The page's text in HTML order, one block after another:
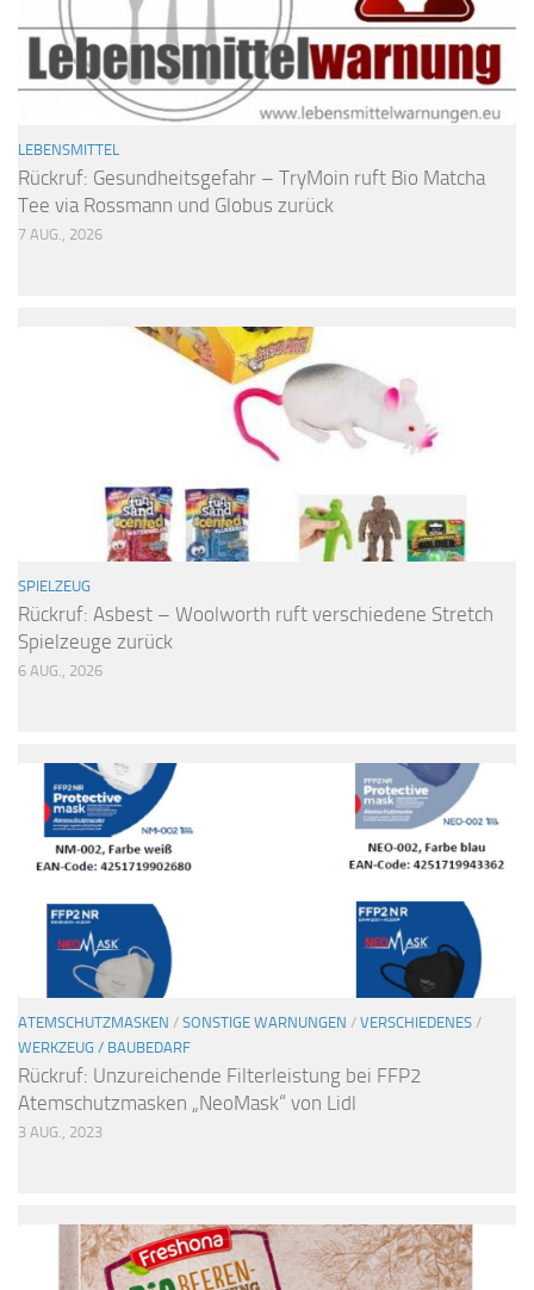
LEBENSMITTEL
Rückruf: Gesundheitsgefahr – TryMoin ruft Bio Matcha
Tee via Rossmann und Globus zurück
7 AUG., 2026
SPIELZEUG
Rückruf: Asbest – Woolworth ruft verschiedene Stretch
Spielzeuge zurück
6 AUG., 2026
ATEMSCHUTZMASKEN / SONSTIGE WARNUNGEN / VERSCHIEDENES /
WERKZEUG / BAUBEDARF
Rückruf: Unzureichende Filterleistung bei FFP2
Atemschutzmasken „NeoMask“ von Lidl
3 AUG., 2023